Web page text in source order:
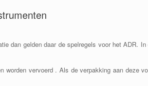
dan gelden daar de spelregels voor het ADR.
vervoerd . Als de verpakking aan deze